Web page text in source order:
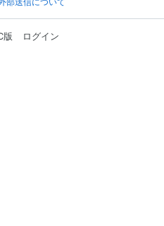
部送信について
版 ログイン